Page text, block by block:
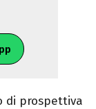
di prospettiva